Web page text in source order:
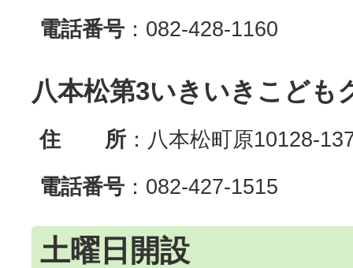
電話番号 ：082-428-1160
八本松第3いきいきこども
住 所 ：八本松町原10128-
電話番号 ：082-427-1515
土曜日開設